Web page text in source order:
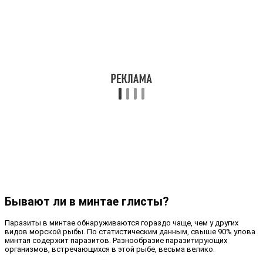
Бывают ли в минтае глисты?
Паразиты в минтае обнаруживаются гораздо чаще, чем у других
видов морской рыбы. По статистическим данным, свыше 90% улова
минтая содержит паразитов. Разнообразие паразитирующих
организмов, встречающихся в этой рыбе, весьма велико.